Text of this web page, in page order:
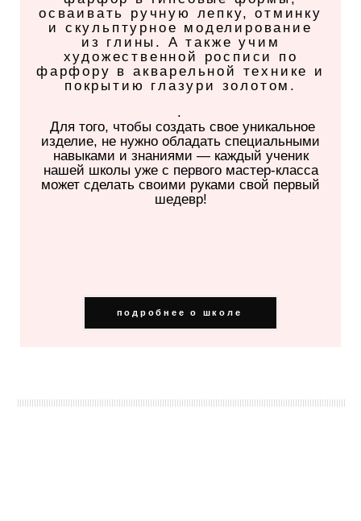
осваивать ручную лепку, отминку
и скульптурное моделирование
из глины. А также учим
художественной росписи по
фарфору в акварельной технике и
покрытию глазури золотом.
.
Для того, чтобы создать свое уникальное
изделие, не нужно обладать специальными
навыками и знаниями — каждый ученик
нашей школы уже с первого мастер-класса
может сделать своими руками свой первый
шедевр!
подробнее о школе